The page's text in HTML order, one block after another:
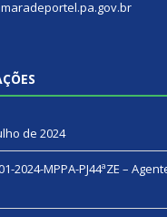
de 2024
2024-MPPA-PJ44ªZE –